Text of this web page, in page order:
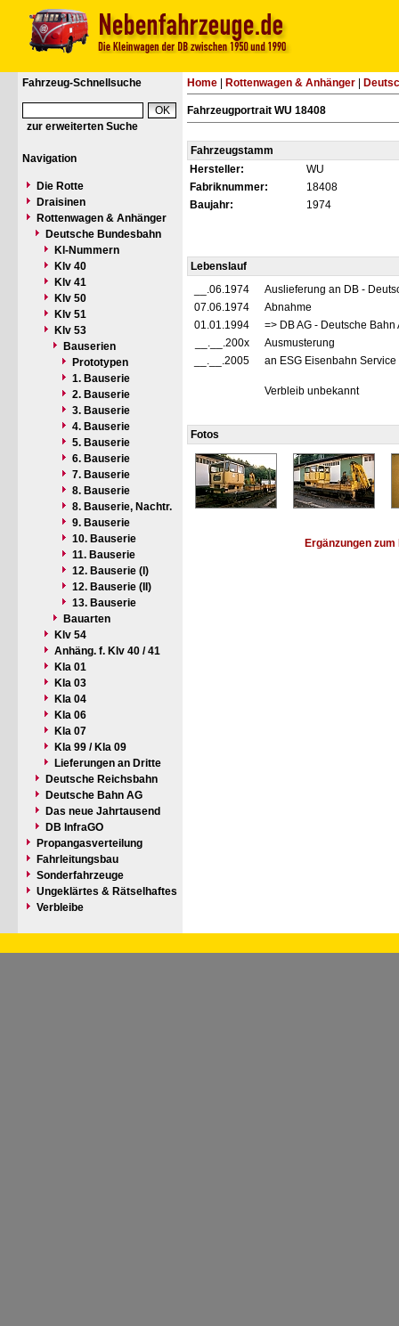
Fahrzeug-Schnellsuche
zur erweiterten Suche
Navigation
Die Rotte
Draisinen
Rottenwagen & Anhänger
Deutsche Bundesbahn
Kl-Nummern
Klv 40
Klv 41
Klv 50
Klv 51
Klv 53
Bauserien
Prototypen
1. Bauserie
2. Bauserie
3. Bauserie
4. Bauserie
5. Bauserie
6. Bauserie
7. Bauserie
8. Bauserie
8. Bauserie, Nachtr.
9. Bauserie
10. Bauserie
11. Bauserie
12. Bauserie (I)
12. Bauserie (II)
13. Bauserie
Bauarten
Klv 54
Anhäng. f. Klv 40 / 41
Kla 01
Kla 03
Kla 04
Kla 06
Kla 07
Kla 99 / Kla 09
Lieferungen an Dritte
Deutsche Reichsbahn
Deutsche Bahn AG
Das neue Jahrtausend
DB InfraGO
Propangasverteilung
Fahrleitungsbau
Sonderfahrzeuge
Ungeklärtes & Rätselhaftes
Verbleibe
Home Rottenwagen & Anhänger
Fahrzeugportrait WU 18408
Fahrzeugstamm
Hersteller:
WU
Fabriknummer:
18408
Baujahr:
1974
Lebenslauf
__.06.1974
Auslieferung an DB -
07.06.1974
Abnahme
01.01.1994
=> DB AG - Deutsche
__.__.200x
Ausmusterung
__.__.2005
an ESG Eisenbahn
Verbleib unbekannt
Fotos
Ergänzungen